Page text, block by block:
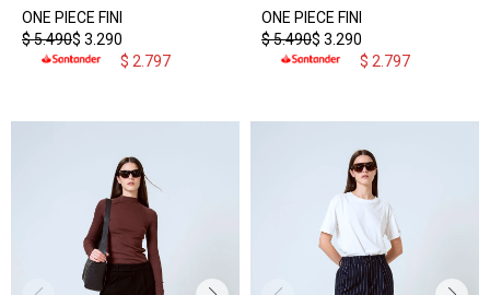
ONE PIECE FINI
$ 3.290
$5.490
$ 2.797
ONE PIECE FINI
$ 3.290
$5.490
$ 2.797